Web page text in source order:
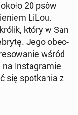
20 psów
LiLou.
który w San
Jego obec­
wśród
na In­sta­gra­mie
się spo­tka­nia z